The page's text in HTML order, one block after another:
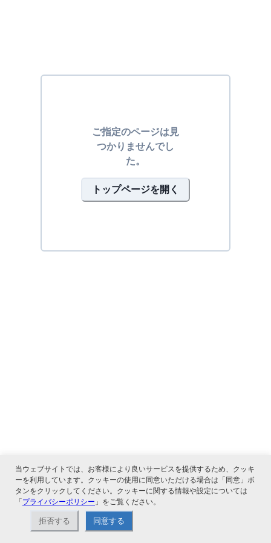
ご指定のページは見
つかりませんでし
た。
トップページを開く
当ウェブサイトでは、お客様により良いサービスを提供するため、クッキ
ーを利用しています。クッキーの使用に同意いただける場合は「同意」ボ
タンをクリックしてください。クッキーに関する情報や設定については
「プライバシーポリシー 」をご覧ください。
拒否する 同意する